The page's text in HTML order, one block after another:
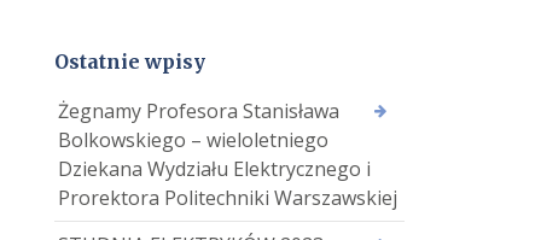
Ostatnie wpisy
Żegnamy Profesora Stanisława
Bolkowskiego – wieloletniego
Dziekana Wydziału Elektrycznego i
Prorektora Politechniki Warszawskiej